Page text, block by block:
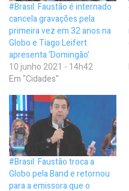
#Brasil: Faustão é internado
cancela gravações pela
primeira vez em 32 anos na
Globo e Tiago Leifert
apresenta ‘Domingão’
10 junho 2021 - 14h42
Em "Cidades"
#Brasil: Faustão troca a
Globo pela Band e retornou
para a emissora que o